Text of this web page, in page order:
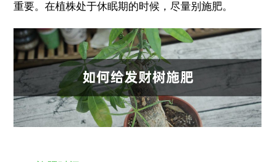
重要。在植株处于休眠期的时候，尽量别施肥。